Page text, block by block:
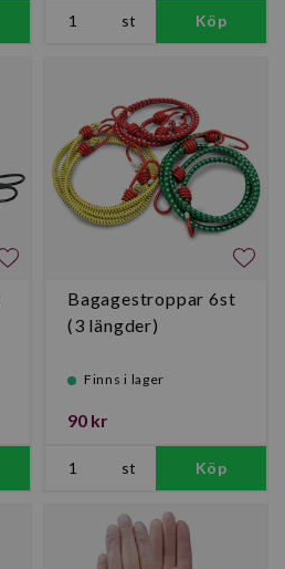
st Köp
Bagagestroppar 6st
(3 längder)
Finns i lager
90 kr
st Köp